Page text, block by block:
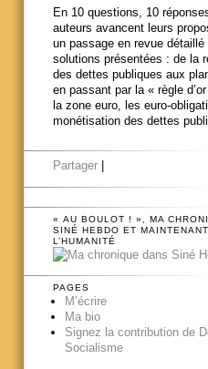
En 10 questions, 10
auteurs avancent leurs
un passage en revue
solutions présentées : de la
des dettes publiques aux
en passant par la « règle
la zone euro, les euro-
monétisation des dettes
Partager
« AU BOULOT ! », MA
SINÉ HEBDO ET
L’HUMANITÉ
PAGES
M’écrire
Ma bio
Signez la contribution de
Socialisme